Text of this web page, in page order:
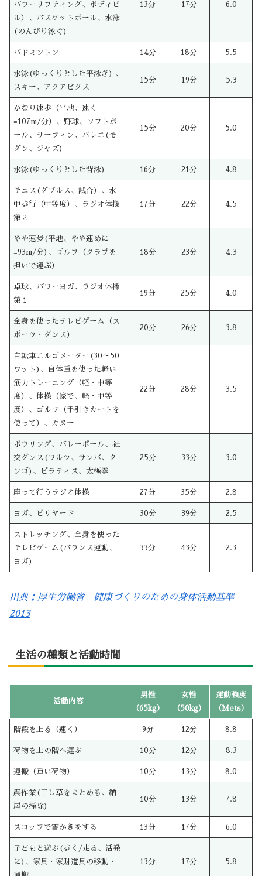
パワーリフティング、ボディビ
ル）、バスケットボール、水泳
(のんびり泳ぐ)
13分 17分 6.0
バドミントン 14分 18分 5.5
水泳(ゆっくりとした平泳ぎ) 、
スキー、アクアビクス
15分 19分 5.3
かなり速歩（平地、速く
=107m/分）、野球、ソフトボ
ール、サーフィン、バレエ(モ
ダン、ジャズ)
15分 20分 5.0
水泳(ゆっくりとした背泳) 16分 21分 4.8
テニス(ダブルス、試合）、水
中歩行（中等度）、ラジオ体操
第２
17分 22分 4.5
やや速歩(平地、やや速めに
=93m/分)、ゴルフ（クラブを
担いで運ぶ）
18分 23分 4.3
卓球、パワーヨガ、ラジオ体操
第１
19分 25分 4.0
全身を使ったテレビゲーム（ス
ポーツ・ダンス）
20分 26分 3.8
自転車エルゴメーター(30～50
ワット)、自体重を使った軽い
筋力トレーニング（軽・中等
度）、体操（家で、軽・中等
度）、ゴルフ（手引きカートを
使って）、カヌー
22分 28分 3.5
ボウリング、バレーボール、社
交ダンス(ワルツ、サンバ、タ
ンゴ)、ピラティス、太極拳
25分 33分 3.0
座って行うラジオ体操 27分 35分 2.8
ヨガ、ビリヤード 30分 39分 2.5
ストレッチング、全身を使った
テレビゲーム(バランス運動、
ヨガ)
33分 43分 2.3
出典：厚生労働省 健康づくりのための身体活動基準
2013
生活の種類と活動時間
活動内容
男性
（65kg）
女性
（50kg）
運動強度
（Mets）
階段を上る（速く） 9分 12分 8.8
荷物を上の階へ運ぶ 10分 12分 8.3
運搬（重い荷物） 10分 13分 8.0
農作業(干し草をまとめる、納
屋の掃除)
10分 13分 7.8
スコップで雪かきをする 13分 17分 6.0
子どもと遊ぶ(歩く/走る、活発
に)、家具・家財道具の移動・
13分 17分 5.8